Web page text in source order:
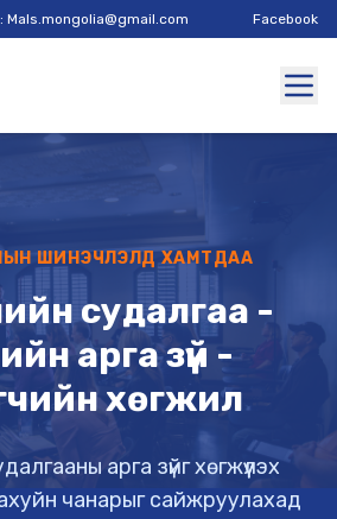
Facebook
ШИНЭЧЛЭЛД ХАМТДАА
судалгаа -
арга зүй -
хөгжил
арга зүйг хөгжүүлэх
чанарыг сайжруулахад